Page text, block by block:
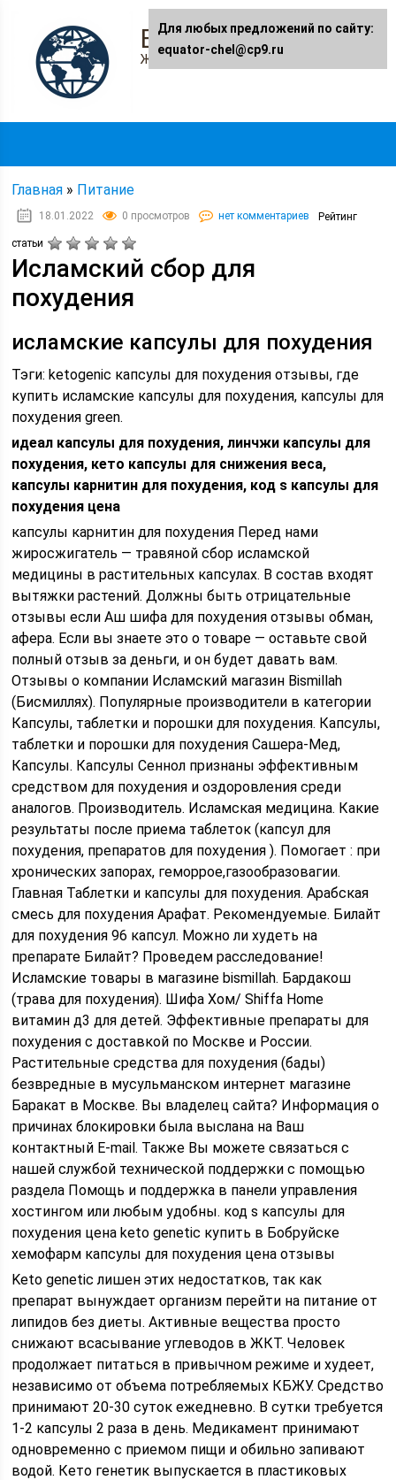
Equator-chel.ru
Женский журнал
Главная » Питание
18.01.2022 0 просмотров нет комментариев Рейтинг
статьи
Исламский сбор для
похудения
исламские капсулы для похудения
Тэги: ketogenic капсулы для похудения отзывы, где
купить исламские капсулы для похудения, капсулы для
похудения green.
идеал капсулы для похудения, линчжи капсулы для
похудения, кето капсулы для снижения веса,
капсулы карнитин для похудения, код s капсулы для
похудения цена
капсулы карнитин для похудения Перед нами
жиросжигатель — травяной сбор исламской
медицины в растительных капсулах. В состав входят
вытяжки растений. Должны быть отрицательные
отзывы если Аш шифа для похудения отзывы обман,
афера. Если вы знаете это о товаре — оставьте свой
полный отзыв за деньги, и он будет давать вам.
Отзывы о компании Исламский магазин Bismillah
(Бисмиллях). Популярные производители в категории
Капсулы, таблетки и порошки для похудения. Капсулы,
таблетки и порошки для похудения Сашера-Мед,
Капсулы. Капсулы Сеннол признаны эффективным
средством для похудения и оздоровления среди
аналогов. Производитель. Исламская медицина. Какие
результаты после приема таблеток (капсул для
похудения, препаратов для похудения ). Помогает : при
хронических запорах, геморрое,газообразовагии.
Главная Таблетки и капсулы для похудения. Арабская
смесь для похудения Арафат. Рекомендуемые. Билайт
для похудения 96 капсул. Можно ли худеть на
препарате Билайт? Проведем расследование!
Исламские товары в магазине bismillah. Бардакош
(трава для похудения). Шифа Хом/ Shiffa Home
витамин д3 для детей. Эффективные препараты для
похудения с доставкой по Москве и России.
Растительные средства для похудения (бады)
безвредные в мусульманском интернет магазине
Баракат в Москве. Вы владелец сайта? Информация о
причинах блокировки была выслана на Ваш
контактный E-mail. Также Вы можете связаться с
нашей службой технической поддержки с помощью
раздела Помощь и поддержка в панели управления
хостингом или любым удобны. код s капсулы для
похудения цена keto genetic купить в Бобруйске
хемофарм капсулы для похудения цена отзывы
Keto genetic лишен этих недостатков, так как
препарат вынуждает организм перейти на питание от
липидов без диеты. Активные вещества просто
снижают всасывание углеводов в ЖКТ. Человек
продолжает питаться в привычном режиме и худеет,
независимо от объема потребляемых КБЖУ. Средство
принимают 20-30 суток ежедневно. В сутки требуется
1-2 капсулы 2 раза в день. Медикамент принимают
одновременно с приемом пищи и обильно запивают
водой. Кето генетик выпускается в пластиковых
Для любых предложений по сайту:
equator-chel@cp9.ru